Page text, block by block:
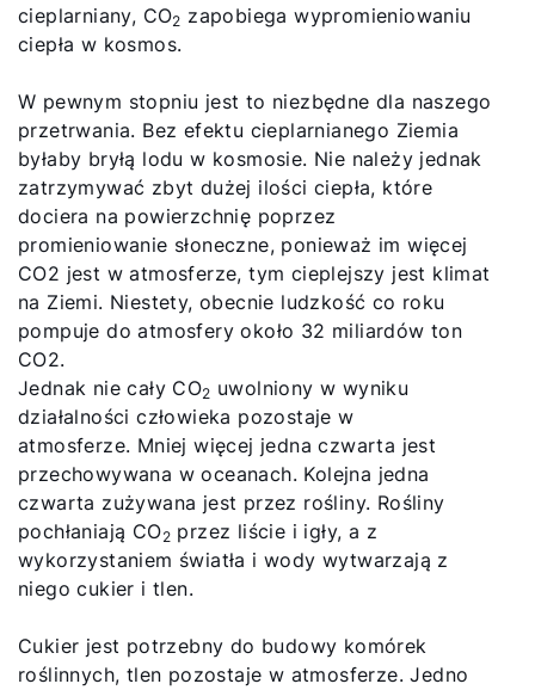
cieplarniany, CO2 zapobiega wypromieniowaniu
ciepła w kosmos.
W pewnym stopniu jest to niezbędne dla naszego
przetrwania. Bez efektu cieplarnianego Ziemia
byłaby bryłą lodu w kosmosie. Nie należy jednak
zatrzymywać zbyt dużej ilości ciepła, które
dociera na powierzchnię poprzez
promieniowanie słoneczne, ponieważ im więcej
CO2 jest w atmosferze, tym cieplejszy jest klimat
na Ziemi. Niestety, obecnie ludzkość co roku
pompuje do atmosfery około 32 miliardów ton
CO2.
Jednak nie cały CO2 uwolniony w wyniku
działalności człowieka pozostaje w
atmosferze. Mniej więcej jedna czwarta jest
przechowywana w oceanach. Kolejna jedna
czwarta zużywana jest przez rośliny. Rośliny
pochłaniają CO2 przez liście i igły, a z
wykorzystaniem światła i wody wytwarzają z
niego cukier i tlen.
Cukier jest potrzebny do budowy komórek
roślinnych, tlen pozostaje w atmosferze. Jedno